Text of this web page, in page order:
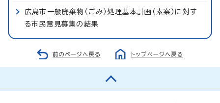
広島市一般廃棄物（ごみ）処理基本計画（素案）に対す
る市民意見募集の結果
前のページへ戻る トップページへ戻る